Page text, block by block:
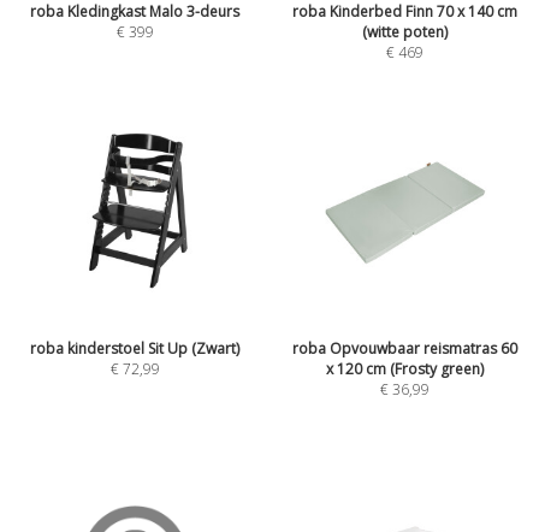
roba Kledingkast Malo 3-deurs
€399
roba Kinderbed Finn 70 x 140 cm
(witte poten)
€469
roba kinderstoel Sit Up (Zwart)
€72,99
roba Opvouwbaar reismatras 60
x 120 cm (Frosty green)
€36,99